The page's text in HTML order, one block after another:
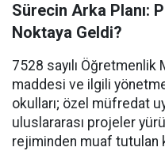
Sürecin Arka Planı:
Noktaya Geldi?
7528 sayılı Öğretmenlik
maddesi ve ilgili
okulları; özel müfredat
uluslararası projeler
rejiminden muaf tutulan